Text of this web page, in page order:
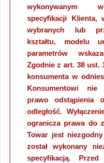
wykonywanym
specyfikacji Klienta,
wybranych lub
kształtu, modelu
parametrów
Zgodnie z art. 38 ust.
konsumenta w
Konsumentowi nie
prawo odstąpienia
odległość.
ogranicza prawa do
Towar jest
został wykonany
specyfikacją. Przed